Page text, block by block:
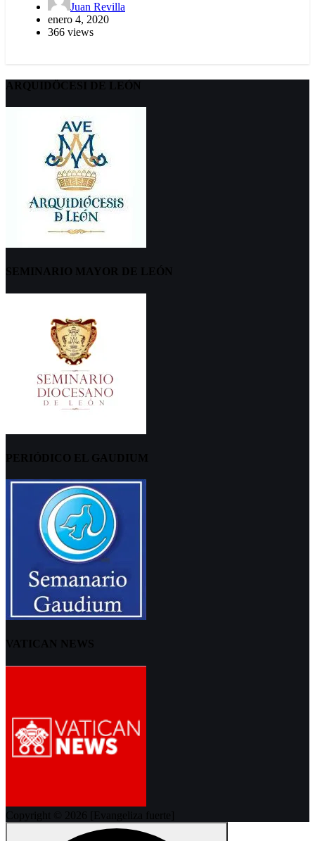
Juan Revilla
enero 4, 2020
366 views
ARQUIDÖCESI DE LEÓN
SEMINARIO MAYOR DE LEÓN
PERIÓDICO EL GAUDIUM
VATICAN NEWS
Copyright © 2026 [Evangeliza fuerte]